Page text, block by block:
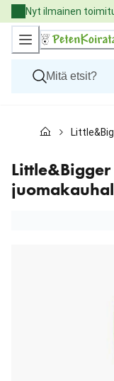
Skip
to
Content
Nyt ilmainen
Kissat
Eläinlääkäriruoat
Tuotemerkit
Uutuudet